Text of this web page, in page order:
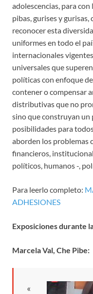
adolescencias, para con
pibas, gurises y gurisas,
reconocer esta
uniformes en todo el
internacionales
universales que
políticas con enfoque
contener o compensar
distributivas que no
sino que construyan un
posibilidades para
aborden los problemas
financieros,
políticos, humanos -,
Para leerlo completo:
ADHESIONES
Exposiciones durante
Marcela Val, Che Pibe:
«